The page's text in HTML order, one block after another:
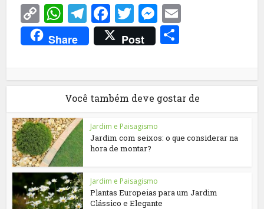
Copy
Link
WhatsApp
Telegram
Facebook
TwitterMessenger
Share Post
Você também deve gostar de
Jardim e Paisagismo
Jardim com seixos: o que considerar na
hora de montar?
Jardim e Paisagismo
Plantas Europeias para um Jardim
Clássico e Elegante